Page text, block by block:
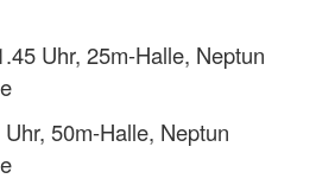
Uhr, 25m-Halle, Neptun
50m-Halle, Neptun